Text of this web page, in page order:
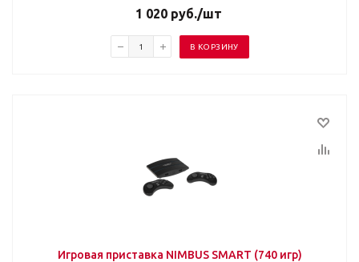
1 020руб./шт
В КОРЗИНУ
Игровая приставка NIMBUS SMART (740 игр)